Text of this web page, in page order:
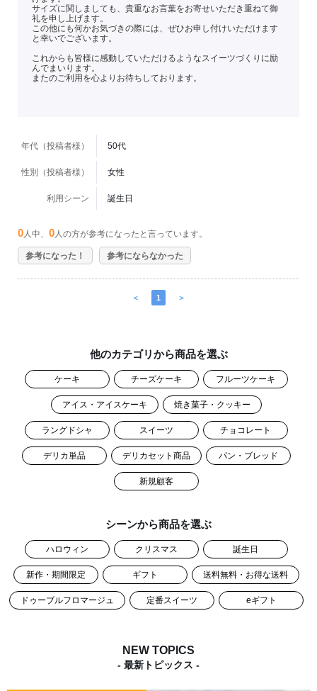
サイズに関しましても、貴重なお言葉をお寄せいただき重ねて御
礼を申し上げます。
この他にも何かお気づきの際には、ぜひお申し付けいただけます
と幸いでございます。
これからも皆様に感動していただけるようなスイーツづくりに励
んでまいります。
またのご利用を心よりお待ちしております。
年代（投稿者様） 50代
性別（投稿者様） 女性
利用シーン 誕生日
0 人中、 0 人の方が参考になったと言っています。
参考になった！ 参考にならなかった
＜ 1 ＞
他のカテゴリから商品を選ぶ
ケーキ チーズケーキ フルーツケーキ
アイス・アイスケーキ 焼き菓子・クッキー
ラングドシャ スイーツ チョコレート
デリカ単品 デリカセット商品 パン・ブレッド
新規顧客
シーンから商品を選ぶ
ハロウィン クリスマス 誕生日
新作・期間限定 ギフト 送料無料・お得な送料
ドゥーブルフロマージュ 定番スイーツ eギフト
NEW TOPICS
- 最新トピックス -